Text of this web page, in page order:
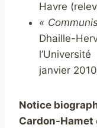
Havre
«
Dhaille-
janvier
Notice
Cardon-Hamet